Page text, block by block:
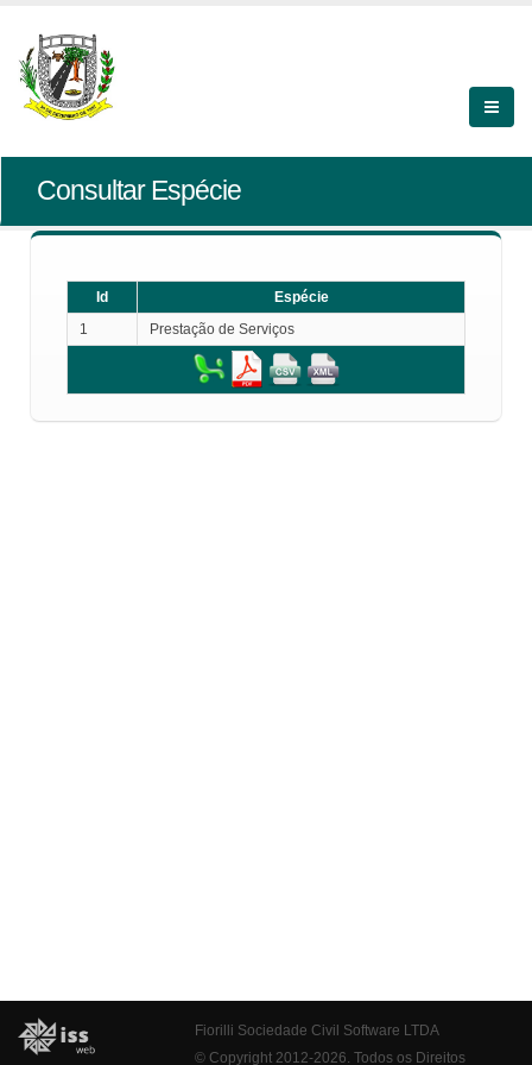
Consultar Espécie
Id
Espécie
1
Prestação de Serviços
Fiorilli Sociedade Civil Software LTDA
© Copyright 2012-2026. Todos os Direitos